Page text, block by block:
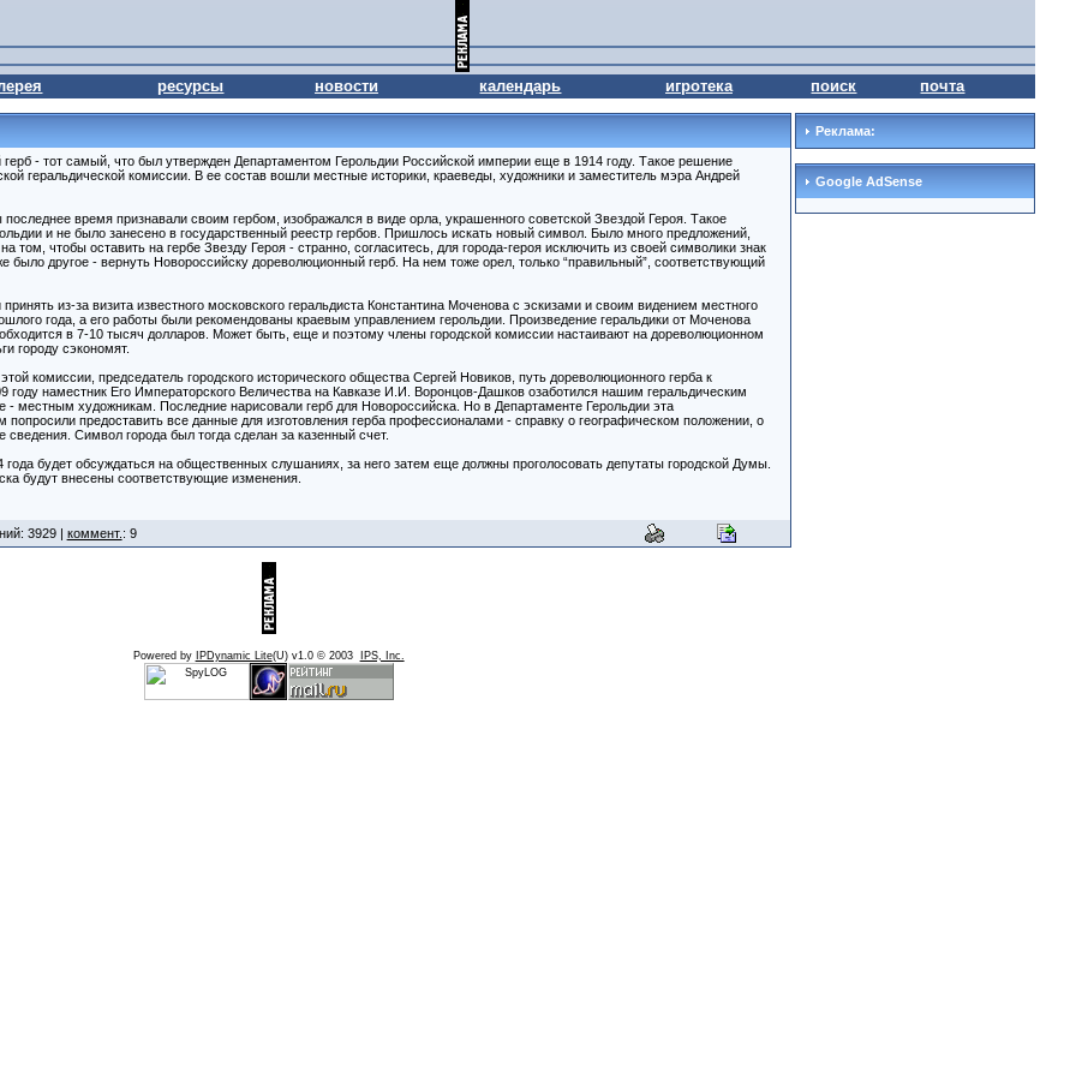
ресурсы новости календарь игротека поиск почта
- тот самый, что был утвержден Департаментом Герольдии Российской империи еще в 1914 году. Такое решение
геральдической комиссии. В ее состав вошли местные историки, краеведы, художники и заместитель мэра Андрей
время признавали своим гербом, изображался в виде орла, украшенного советской Звездой Героя. Такое
и не было занесено в государственный реестр гербов. Пришлось искать новый символ. Было много предложений,
том, чтобы оставить на гербе Звезду Героя - странно, согласитесь, для города-героя исключить из своей символики знак
было другое - вернуть Новороссийску дореволюционный герб. На нем тоже орел, только “правильный”, соответствующий
из-за визита известного московского геральдиста Константина Моченова с эскизами и своим видением местного
года, а его работы были рекомендованы краевым управлением герольдии. Произведение геральдики от Моченова
в 7-10 тысяч долларов. Может быть, еще и поэтому члены городской комиссии настаивают на дореволюционном
городу сэкономят.
комиссии, председатель городского исторического общества Сергей Новиков, путь дореволюционного герба к
году наместник Его Императорского Величества на Кавказе И.И. Воронцов-Дашков озаботился нашим геральдическим
- местным художникам. Последние нарисовали герб для Новороссийска. Но в Департаменте Герольдии эта
попросили предоставить все данные для изготовления герба профессионалами - справку о географическом положении, о
сведения. Символ города был тогда сделан за казенный счет.
года будет обсуждаться на общественных слушаниях, за него затем еще должны проголосовать депутаты городской Думы.
будут внесены соответствующие изменения.
3929 | коммент. : 9
Реклама:
Google AdSense
Powered by IPDynamic Lite(U) v1.0 © 2003 IPS, Inc.